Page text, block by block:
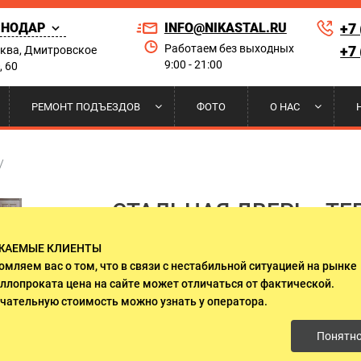
Дмитровское
60
INFO@NIKASTAL.RU
Работаем без выходных
9:00 - 21:00
+7
+7
ДВЕРИ ДВЕРИ ИЗ МАССИВА ДЕРЕВА
СТЕКЛОМ И КОВКОЙ
ДАЧИ
ДВЕРИ С ОСТЕКЛЕНИЕМ
КОНДИЦИОНЕР
НАД КРЫЛЬЦОМ
РЕМОНТ ПОДЪЕЗДОВ
ДВЕРИ
ФОТО О НАС
И УСТАНОВКА
ГАРАНТИИ СЕРТИФИКАТЫ
/
СТАЛЬНАЯ ДВЕРЬ
РЕШЕТКОЙ И
(1 отзыв клиента)
КЛИЕНТЫ
вас о том, что в связи с нестабильной ситуацией на рынке
цена на сайте может отличаться от фактической.
стоимость можно узнать у оператора.